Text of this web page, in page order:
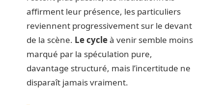
affirment leur présence, les particuliers
reviennent progressivement sur le devant
de la scène. Le cycleà venir semble moins
marqué par la spéculation pure,
davantage structuré, mais l’incertitude ne
disparaît jamais vraiment.